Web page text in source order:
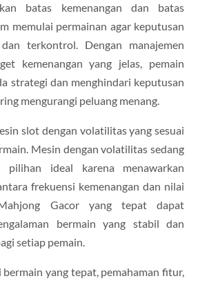
batas kemenangan dan batas
memulai permainan agar keputusan
terkontrol. Dengan manajemen
kemenangan yang jelas, pemain
strategi dan menghindari keputusan
mengurangi peluang menang.
slot dengan volatilitas yang sesuai
Mesin dengan volatilitas sedang
pilihan ideal karena menawarkan
frekuensi kemenangan dan nilai
Gacor yang tepat dapat
bermain yang stabil dan
setiap pemain.
yang tepat, pemahaman fitur,